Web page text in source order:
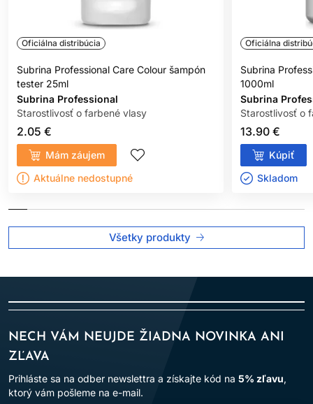
Oficiálna distribúcia
Subrina Professional Care Colour šampón
tester 25ml
Subrina Professional
Starostlivosť o farbené vlasy
2.05 €
Mám záujem
Aktuálne nedostupné
Oficiálna
Subrina
1000ml
Subrina
Starostlivosť o
13.90 €
Kúpiť
Skladom ㅤ
Všetky produkty
NECH VÁM NEUJDE ŽIADNA NOVINKA ANI
ZĽAVA
Prihláste sa na odber newslettra a získajte kód na 5% zľavu,
ktorý vám pošleme na e-mail.